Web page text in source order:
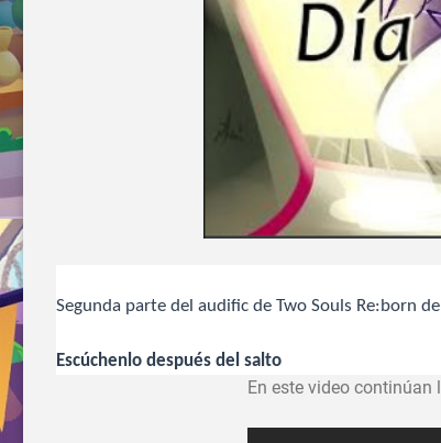
Segunda parte del audific de Two Souls Re:born
Escúchenlo después del salto
En este video continúan